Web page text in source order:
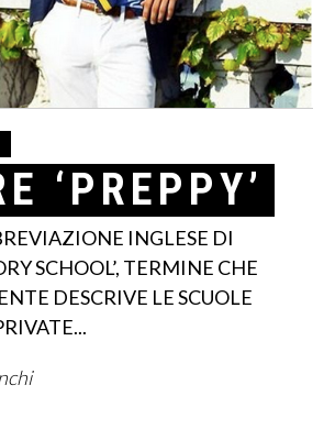
‘PREPPY’
INGLESE DI
SCHOOL’, TERMINE CHE
DESCRIVE LE SCUOLE